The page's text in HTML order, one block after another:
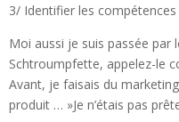
3/ Identifier les
Moi aussi je suis passée par
Schtroumpfette, appelez-le
Avant, je faisais du
produit … »Je n’étais pas